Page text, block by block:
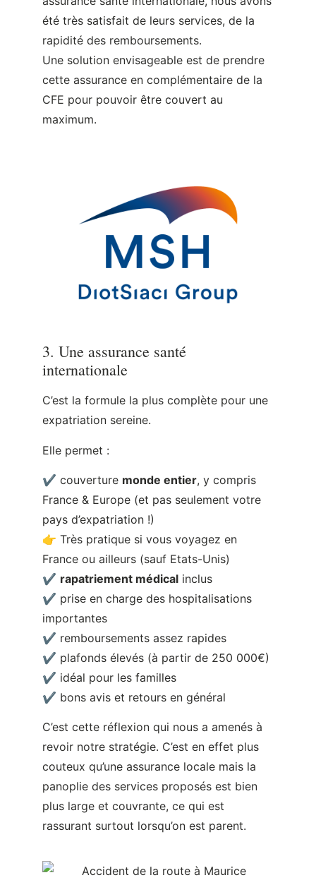
CFE pour pouvoir être couvert au
maximum.
3. Une assurance santé
Elle permet :
France & Europe (et pas seulement votre
pays d’expatriation !)
👉 Très pratique si vous voyagez en
✔ rapatriement médicalinclus
✔ prise en charge des hospitalisations
importantes
✔ remboursements assez rapides
✔ plafonds élevés (à partir de 250 000€)
✔ idéal pour les familles
✔ bons avis et retours en général
C’est cette réflexion qui nous a amenés à
revoir notre stratégie. C’est en effet plus
couteux qu’une assurance locale mais la
panoplie des services proposés est bien
rassurant surtout lorsqu’on est parent.
Accident de la route à Maurice
💥 L’événement qui nous a
fait changer d’assurance